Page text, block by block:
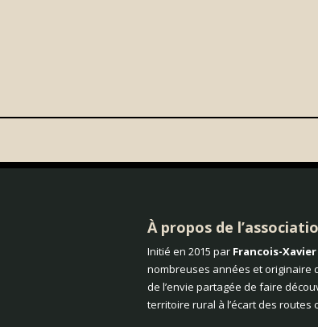
À propos de
Initié en 2015 par Francois-Xavier
nombreuses années et originaire
de l’envie partagée de faire
territoire rural à l’écart des routes